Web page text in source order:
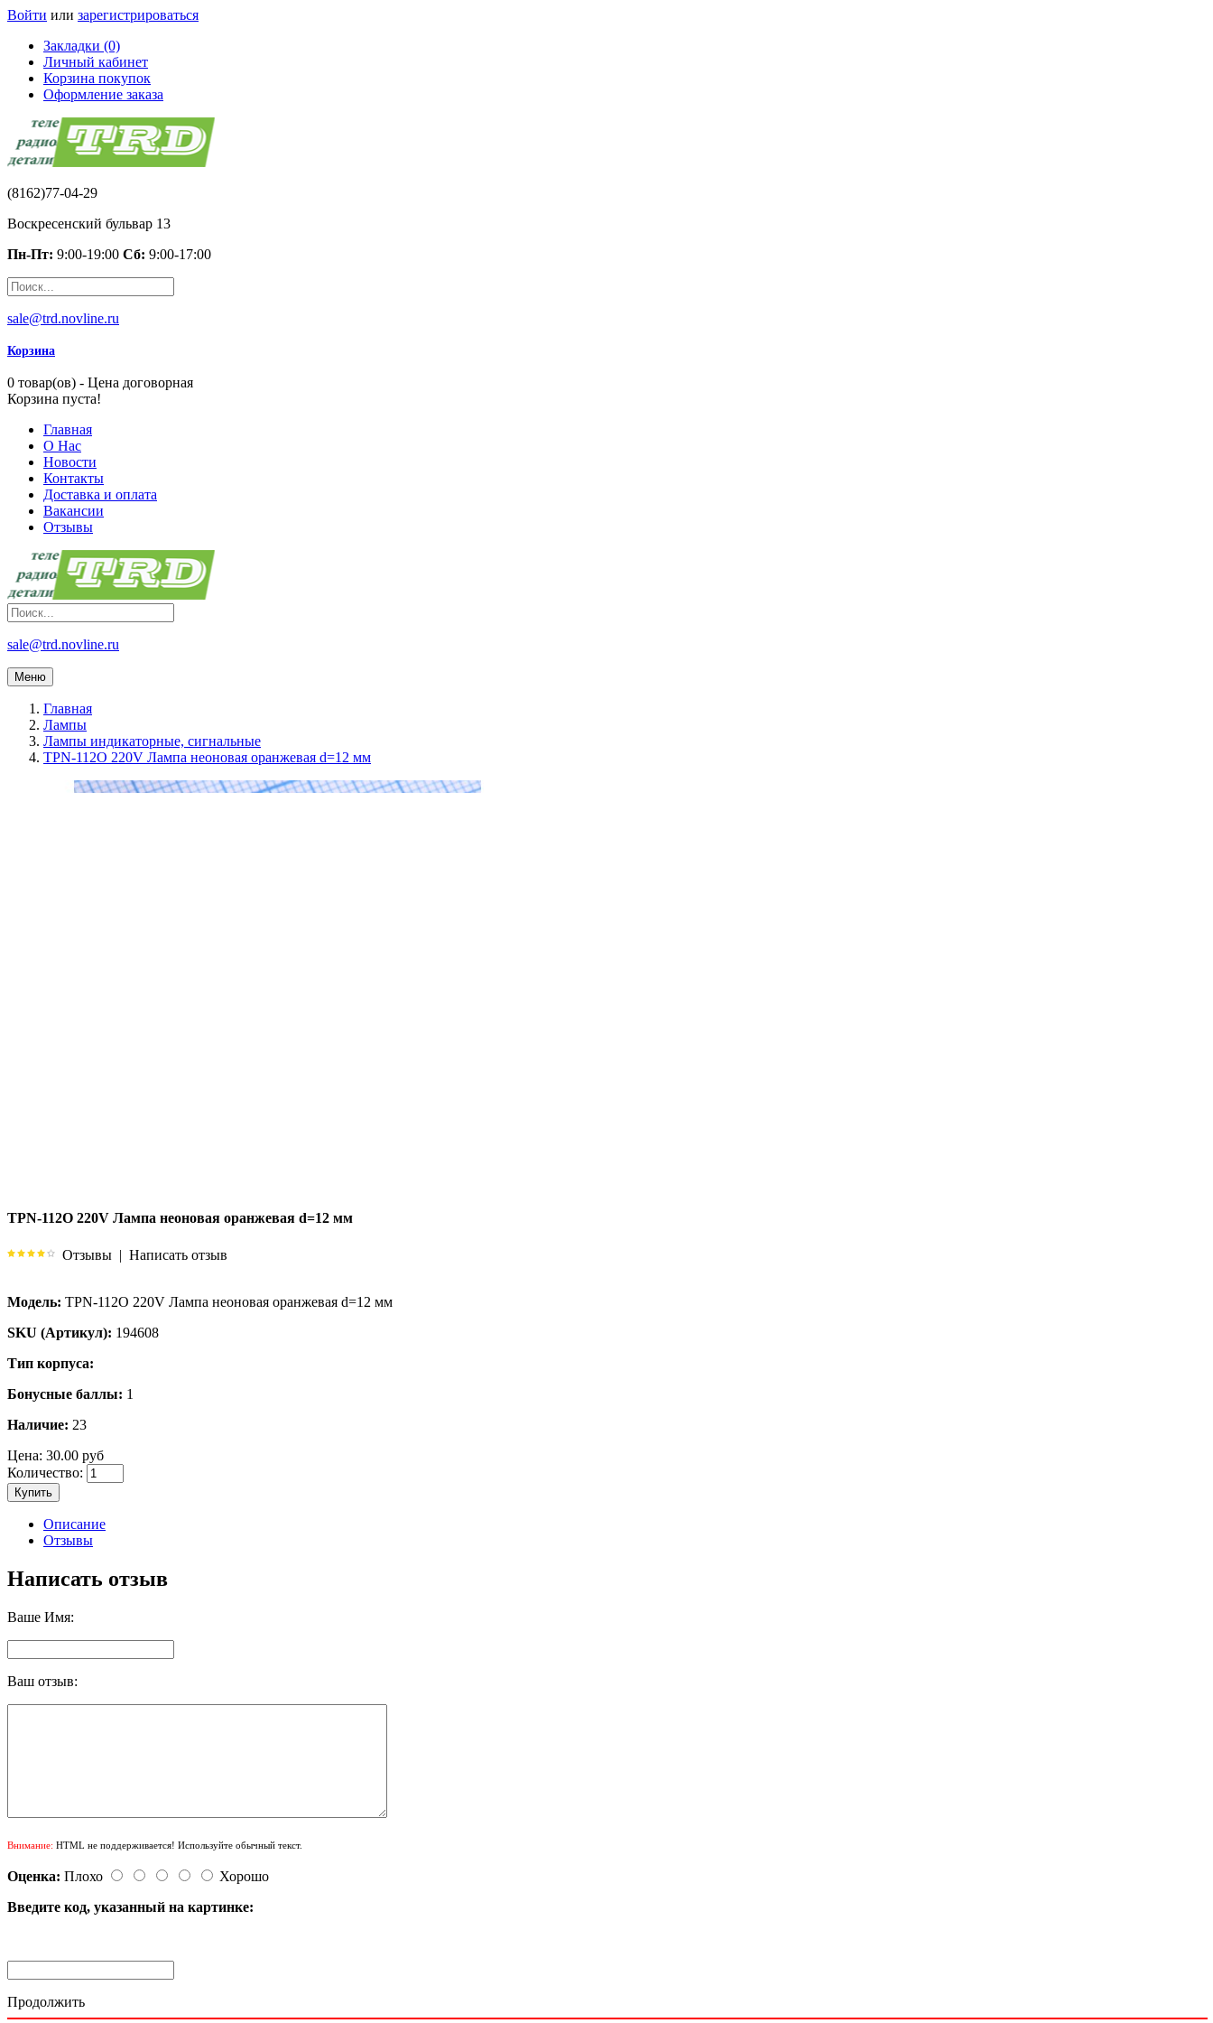
Войти или зарегистрироваться
Закладки (0)
Личный кабинет
Корзина покупок
Оформление заказа
(8162)77-04-29
Воскресенский бульвар 13
Пн-Пт: 9:00-19:00 Сб: 9:00-17:00
sale@trd.novline.ru
Корзина
0 товар(ов) - Цена договорная
Корзина пуста!
Главная
О Нас
Новости
Контакты
Доставка и оплата
Вакансии
Отзывы
sale@trd.novline.ru
Меню
Главная
Лампы
Лампы индикаторные, сигнальные
TPN-112O 220V Лампа неоновая оранжевая d=12 мм
TPN-112O 220V Лампа неоновая оранжевая d=12 мм
Отзывы | Написать отзыв
Модель: TPN-112O 220V Лампа неоновая оранжевая d=12 мм
SKU (Артикул): 194608
Тип корпуса:
Бонусные баллы: 1
Наличие: 23
Цена: 30.00 руб
Количество:
Купить
Описание
Отзывы
Написать отзыв
Ваше Имя:
Ваш отзыв:
Внимание: HTML не поддерживается! Используйте обычный текст.
Оценка: Плохо
Хорошо
Введите код, указанный на картинке:
Продолжить